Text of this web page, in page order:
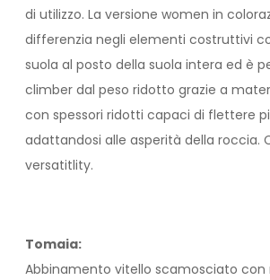
di utilizzo. La versione women in
differenzia negli elementi costruttivi
suola al posto della suola intera ed è
climber dal peso ridotto grazie a
con spessori ridotti capaci di flettere
adattandosi alle asperità della roccia.
versatitlity.
Tomaia:
Abbinamento vitello scamosciato con